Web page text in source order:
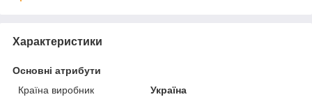
Характеристики
Основні атрибути
Країна виробник
Україна